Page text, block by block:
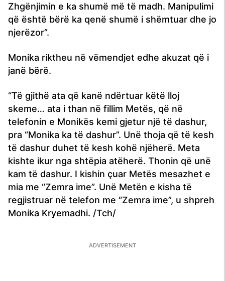
Zhgënjimin e ka shumë më të madh. Manipulimi
që është bërë ka qenë shumë i shëmtuar dhe jo
njerëzor”.
Monika riktheu në vëmendjet edhe akuzat që i
janë bërë.
“Të gjithë ata që kanë ndërtuar këtë lloj
skeme… ata i than në fillim Metës, që në
telefonin e Monikës kemi gjetur një të dashur,
pra “Monika ka të dashur”. Unë thoja që të kesh
të dashur duhet të kesh kohë njëherë. Meta
kishte ikur nga shtëpia atëherë. Thonin që unë
kam të dashur. I kishin çuar Metës mesazhet e
mia me “Zemra ime”. Unë Metën e kisha të
regjistruar në telefon me “Zemra ime”, u shpreh
Monika Kryemadhi. /Tch/